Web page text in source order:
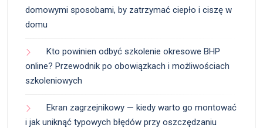
domowymi sposobami, by zatrzymać ciepło i ciszę w
domu
Kto powinien odbyć szkolenie okresowe BHP
online? Przewodnik po obowiązkach i możliwościach
szkoleniowych
Ekran zagrzejnikowy — kiedy warto go montować
i jak uniknąć typowych błędów przy oszczędzaniu